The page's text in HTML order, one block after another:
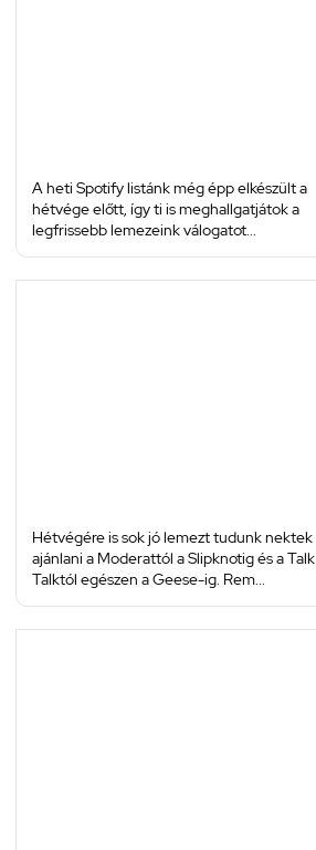
A heti Spotify listánk még épp elkészült a
hétvége előtt, így ti is meghallgatjátok a
legfrissebb lemezeink válogatot...
Hétvégére is sok jó lemezt tudunk nektek
ajánlani a Moderattól a Slipknotig és a Talk
Talktól egészen a Geese-ig. Rem...